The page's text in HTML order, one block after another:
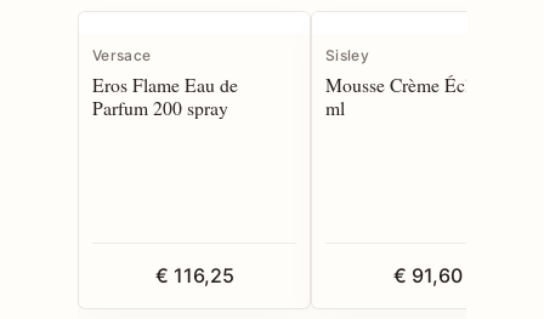
Versace
Eros Flame Eau de
Parfum 200 spray
€ 116,25
Sisley
Mousse Crème Éclat 125
ml
€ 91,60